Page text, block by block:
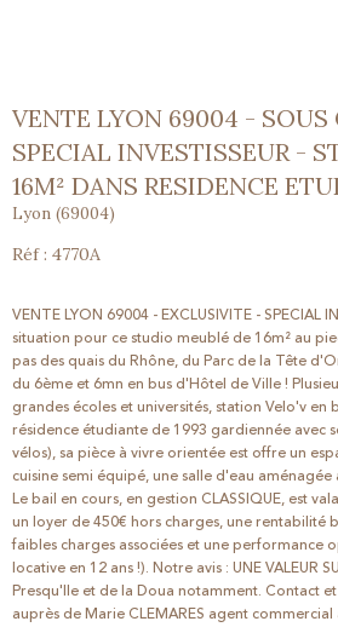
VENTE LYON 69004 - SOUS
SPECIAL INVESTISSEUR -
16M² DANS RESIDENCE
Lyon (69004)
Réf : 4770A
VENTE LYON 69004 - EXCLUSIVITE - SPECIAL
situation pour ce studio meublé de 16m² au
pas des quais du Rhône, du Parc de la Tête
du 6ème et 6mn en bus d'Hôtel de Ville !
grandes écoles et universités, station Velo'v en
résidence étudiante de 1993 gardiennée avec
vélos), sa pièce à vivre orientée est offre un
cuisine semi équipé, une salle d'eau
Le bail en cours, en gestion CLASSIQUE, est
un loyer de 450€ hors charges, une rentabilité
faibles charges associées et une performance
locative en 12 ans !). Notre avis : UNE VALEUR
Presqu'Ile et de la Doua notamment. Contact
auprès de Marie CLEMARES agent commercial